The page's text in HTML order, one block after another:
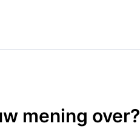
mening over?